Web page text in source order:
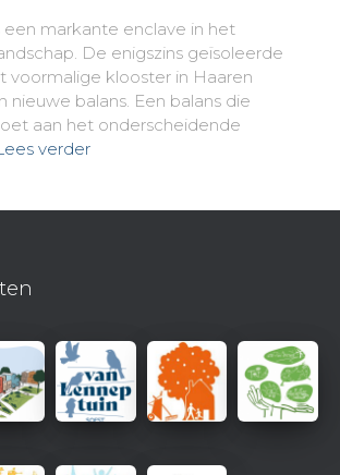
een markante enclave in het
De enigszins geïsoleerde
voormalige klooster in Haaren
nieuwe balans. Een balans die
aan het onderscheidende
verder